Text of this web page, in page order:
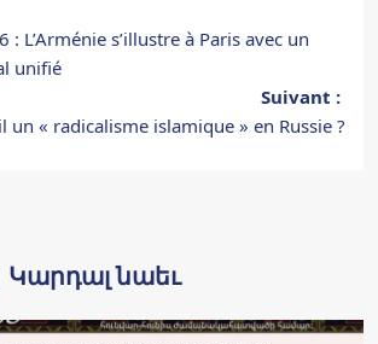
: L’Arménie s’illustre à Paris avec un
unifié
Suivant :
un « radicalisme islamique » en Russie ?
Կարդալ նաեւ